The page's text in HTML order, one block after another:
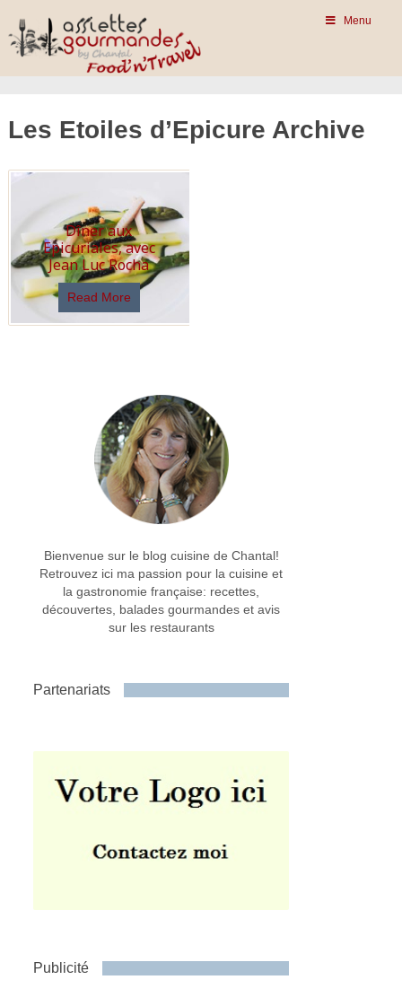
Menu
Les Etoiles d’Epicure Archive
Dîner aux
Epicuriales, avec
Jean Luc Rocha
Read More
Bienvenue sur le blog cuisine de Chantal!
Retrouvez ici ma passion pour la cuisine et
la gastronomie française: recettes,
découvertes, balades gourmandes et avis
sur les restaurants
Partenariats
Publicité